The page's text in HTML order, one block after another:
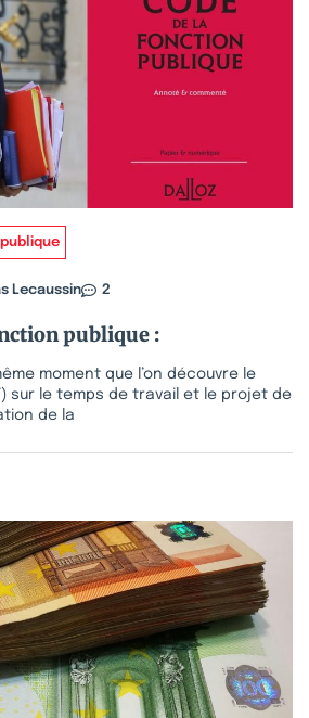
Lecaussin 2
publique :
moment que l’on découvre le
sur le temps de travail et le projet de
de la